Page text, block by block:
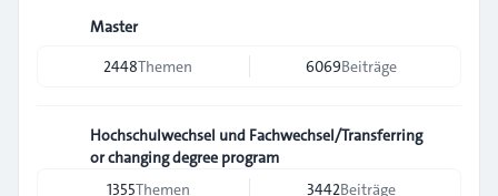
Master
2448Themen 6069Beiträge
Hochschulwechsel und Fachwechsel/Transferring
or changing degree program
1355Themen 3442Beiträge